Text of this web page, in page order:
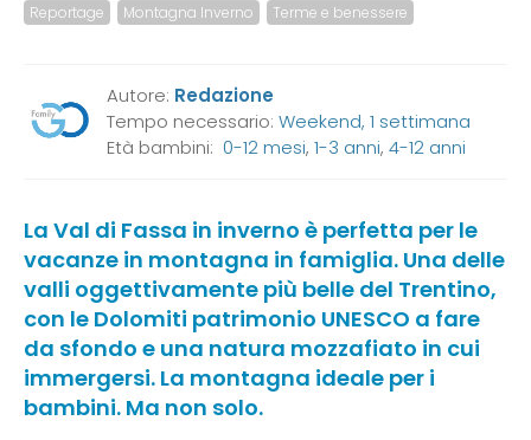
Reportage Montagna Inverno Terme e benessere
Autore: Redazione
Tempo necessario: Weekend, 1 settimana
Età bambini: 0-12 mesi, 1-3 anni, 4-12 anni
La Val di Fassa in inverno è perfetta per le
vacanze in montagna in famiglia. Una delle
valli oggettivamente più belle del Trentino,
con le Dolomiti patrimonio UNESCO a fare
da sfondo e una natura mozzafiato in cui
immergersi. La montagna ideale per i
bambini. Ma non solo.